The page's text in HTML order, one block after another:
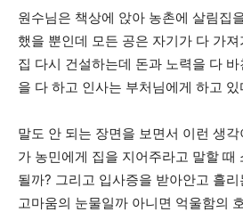
원수님은 책상에 앉아 농촌에 살림집
했을 뿐인데 모든 공은 자기가 다 가
집 다시 건설하는데 돈과 노력을 다
을 다 하고 인사는 부처님에게 하고 있
말도 안 되는 장면을 보면서 이런 생
가 농민에게 집을 지어주라고 말할 때
될까? 그리고 입사증을 받아안고 흘
고마움의 눈물일까 아니면 억울함의